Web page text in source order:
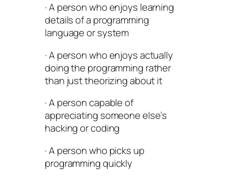
· A person who enjoys learning
details of a programming
language or system
· A person who enjoys actually
doing the programming rather
than just theorizing about it
· A person capable of
appreciating someone else’s
hacking or coding
· A person who picks up
programming quickly